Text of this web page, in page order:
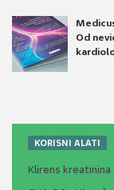
Od
KORISNI ALATI
Klirens kreatinina